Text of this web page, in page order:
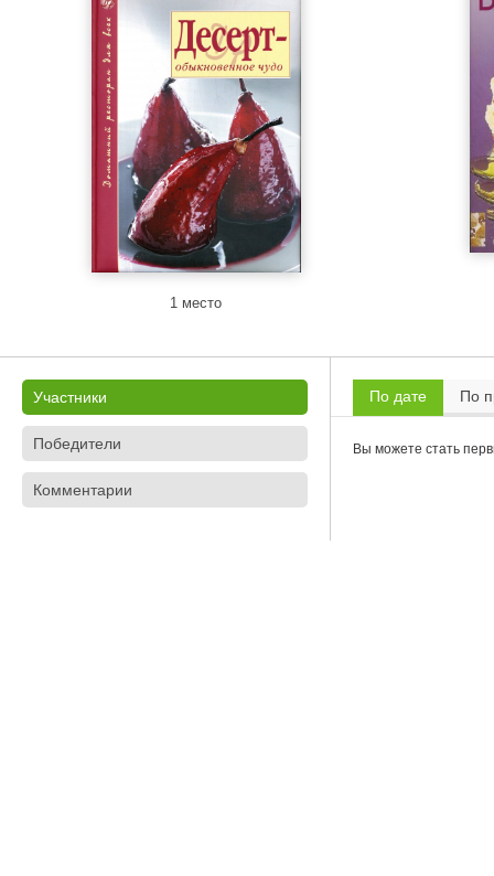
1 место
Участники
Победители
Комментарии
По дате По
Вы можете стать